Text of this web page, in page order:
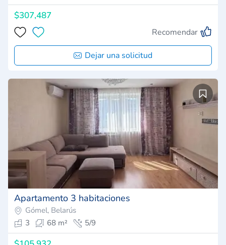
$307,487
Recomendar
Dejar una solicitud
Apartamento 3 habitaciones
Gómel, Belarús
3
68 m² 5/9